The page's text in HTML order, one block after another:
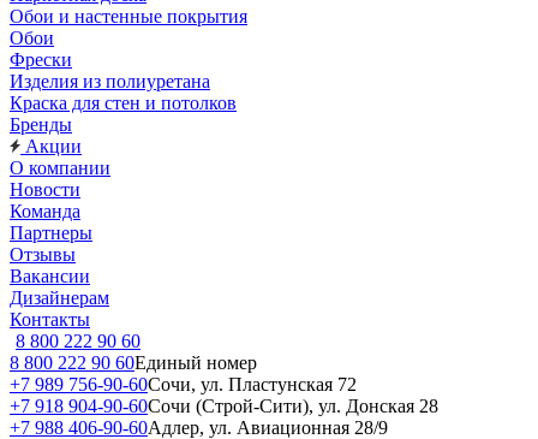
Обои и настенные покрытия
Обои
Фрески
Изделия из полиуретана
Краска для стен и потолков
Бренды
Акции
О компании
Новости
Команда
Партнеры
Отзывы
Вакансии
Дизайнерам
Контакты
8 800 222 90 60
8 800 222 90 60Единый номер
+7 989 756-90-60Сочи, ул. Пластунская 72
+7 918 904-90-60Сочи (Строй-Сити), ул. Донская 28
+7 988 406-90-60Адлер, ул. Авиационная 28/9